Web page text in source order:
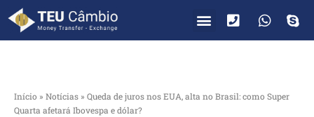
Início » Notícias » Queda de juros nos EUA, alta no Brasil: como Super
Quarta afetará Ibovespa e dólar?